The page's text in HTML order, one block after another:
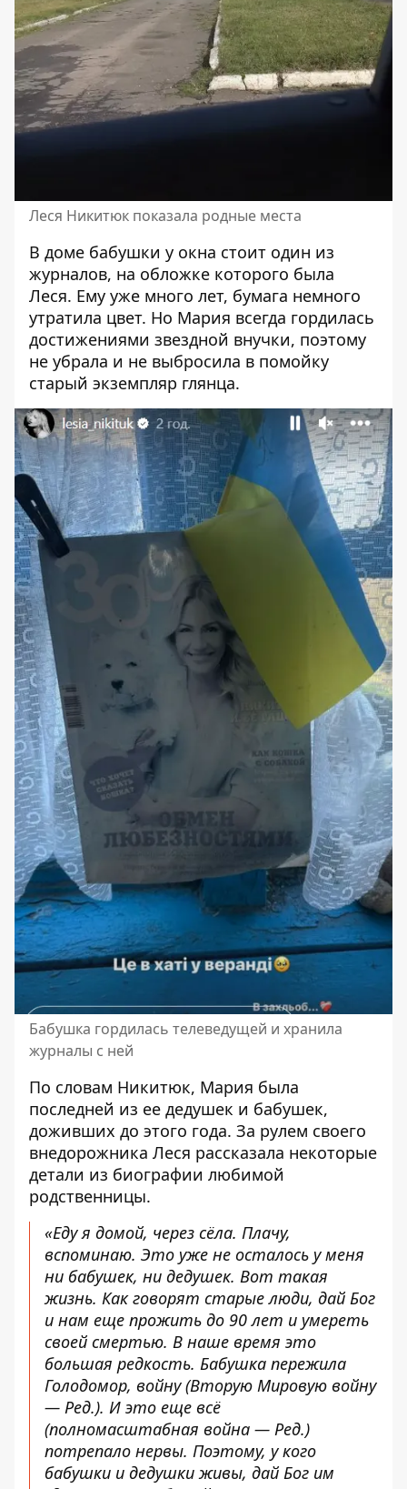
Леся Никитюк показала родные места
В доме бабушки у окна стоит один из
журналов, на обложке которого была
Леся. Ему уже много лет, бумага немного
утратила цвет. Но Мария всегда гордилась
достижениями звездной внучки, поэтому
не убрала и не выбросила в помойку
старый экземпляр глянца.
Бабушка гордилась телеведущей и хранила
журналы с ней
По словам Никитюк, Мария была
последней из ее дедушек и бабушек,
доживших до этого года. За рулем своего
внедорожника Леся рассказала некоторые
детали из биографии любимой
родственницы.
«Еду я домой, через сёла. Плачу,
вспоминаю. Это уже не осталось у меня
ни бабушек, ни дедушек. Вот такая
жизнь. Как говорят старые люди, дай Бог
и нам еще прожить до 90 лет и умереть
своей смертью. В наше время это
большая редкость. Бабушка пережила
Голодомор, войну (Вторую Мировую войну
— Ред.). И это еще всё
(полномасштабная война — Ред.)
потрепало нервы. Поэтому, у кого
бабушки и дедушки живы, дай Бог им